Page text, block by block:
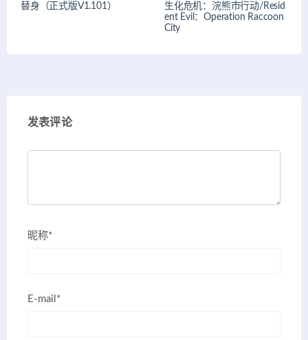
替身（正式版V1.101）
生化危机：浣熊市行动/Resid
ent Evil：Operation Raccoon
City
发表评论
昵称*
E-mail*